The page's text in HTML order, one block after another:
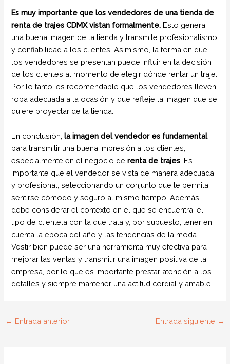
Es muy importante que los vendedores de una tienda de
renta de trajes CDMX vistan formalmente. Esto genera
una buena imagen de la tienda y transmite profesionalismo
y confiabilidad a los clientes. Asimismo, la forma en que
los vendedores se presentan puede influir en la decisión
de los clientes al momento de elegir dónde rentar un traje.
Por lo tanto, es recomendable que los vendedores lleven
ropa adecuada a la ocasión y que refleje la imagen que se
quiere proyectar de la tienda.
En conclusión,la imagen del vendedor es fundamental
para transmitir una buena impresión a los clientes,
especialmente en el negocio derenta de trajes . Es
importante que el vendedor se vista de manera adecuada
y profesional, seleccionando un conjunto que le permita
sentirse cómodo y seguro al mismo tiempo. Además,
debe considerar el contexto en el que se encuentra, el
tipo de clientela con la que trata y, por supuesto, tener en
cuenta la época del año y las tendencias de la moda.
Vestir bien puede ser una herramienta muy efectiva para
mejorar las ventas y transmitir una imagen positiva de la
empresa, por lo que es importante prestar atención a los
detalles y siempre mantener una actitud cordial y amable.
← Entrada anterior Entrada siguiente →